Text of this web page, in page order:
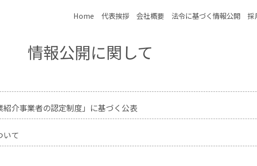
遣を行っております。 人材業界全体として、コンサルタントとして働
Home 代表挨拶 会社概要 法令に基づく情報公開 採
情報公開に関して
介事業者の認定制度」に基づく公表
いて